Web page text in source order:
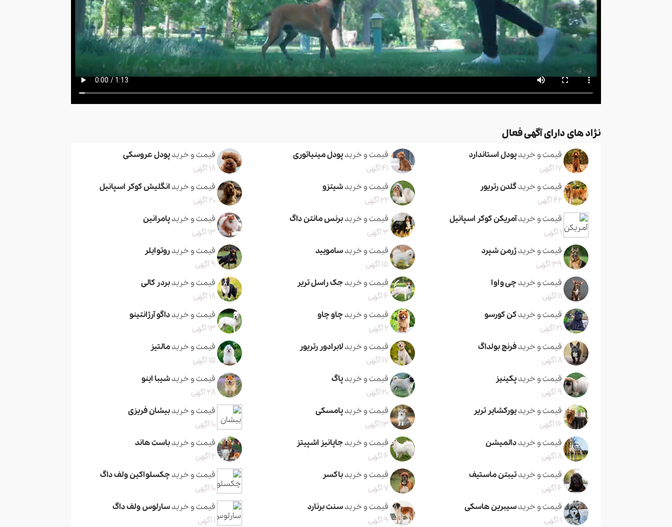
نژاد های دارای آگهی فعال
قیمت و خریدپودل استاندارد
17 آگهی
قیمت و خریدپودل مینیاتوری
41 آگهی
قیمت و خریدپودل عروسکی
18 آگهی
قیمت و خریدگلدن رتریور
42 آگهی
قیمت و خریدشیتزو
22 آگهی
قیمت و خرید انگلیش کوکر اسپانیل
20 آگهی
قیمت و خریدآمریکن کوکر اسپانیل
1 آگهی
قیمت و خریدبرنس مانتن داگ
3 آگهی
قیمت و خریدپامرانین
13 آگهی
قیمت و خریدژرمن شپرد
39 آگهی
قیمت و خریدسامویید
15 آگهی
قیمت و خریدروتوایلر
9 آگهی
قیمت و خریدچی واوا
11 آگهی
قیمت و خریدجک راسل تریر
6 آگهی
قیمت و خریدبردر کالی
18 آگهی
قیمت و خریدکن کورسو
21 آگهی
قیمت و خریدچاو چاو
2 آگهی
قیمت و خریدداگو آرژانتینو
13 آگهی
قیمت و خریدفرنچ بولداگ
8 آگهی
قیمت و خریدلابرادور رتریور
17 آگهی
قیمت و خریدمالتیز
15 آگهی
قیمت و خریدپکینیز
9 آگهی
قیمت و خریدپاگ
20 آگهی
قیمت و خریدشیبا اینو
28 آگهی
قیمت و خریدیورکشایر تریر
16 آگهی
قیمت و خریدپامسکی
13 آگهی
قیمت و خریدبیشان فریزی
10 آگهی
قیمت و خریددالمیشن
8 آگهی
قیمت و خریدجاپانیز اشپیتز
6 آگهی
قیمت و خریدباست هاند
2 آگهی
قیمت و خریدتیبتن ماستیف
6 آگهی
قیمت و خریدباکسر
7 آگهی
قیمت و خریدچکسلواکین ولف داگ
10 آگهی
قیمت و خریدسیبرین هاسکی
1 آگهی
قیمت و خریدسنت برنارد
9 آگهی
قیمت و خریدسارلوس ولف داگ
1 آگهی